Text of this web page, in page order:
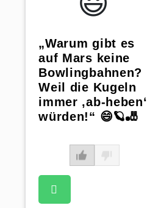
„Warum gibt es
auf Mars keine
Bowlingbahnen?
Weil die Kugeln
immer ‚ab-heben‘
würden!“ 😄🪐🎳